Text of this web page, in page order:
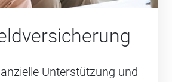
Unterstützung und